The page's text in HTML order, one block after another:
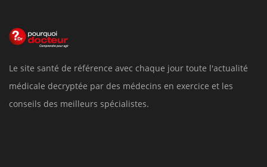
Le site santé de référence avec chaque jour toute l'actualité
médicale decryptée par des médecins en exercice et les
conseils des meilleurs spécialistes.